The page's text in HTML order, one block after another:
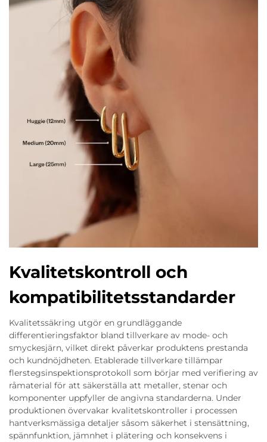
Kvalitetskontroll och
kompatibilitetsstandarder
Kvalitetssäkring utgör en grundläggande
differentieringsfaktor bland tillverkare av mode- och
smyckesjärn, vilket direkt påverkar produktens prestanda
och kundnöjdheten. Etablerade tillverkare tillämpar
flerstegsinspektionsprotokoll som börjar med verifiering av
råmaterial för att säkerställa att metaller, stenar och
komponenter uppfyller de angivna standarderna. Under
produktionen övervakar kvalitetskontroller i processen
hantverksmässiga detaljer såsom säkerhet i stensättning,
spännfunktion, jämnhet i plätering och konsekvens i